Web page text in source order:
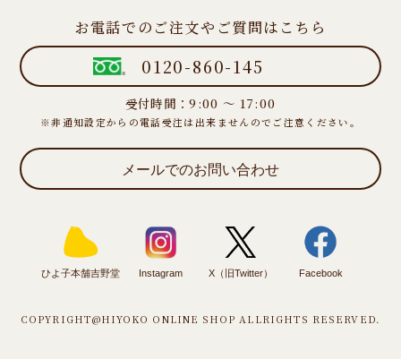
お電話でのご注文やご質問はこちら
0120-860-145
受付時間：9:00 ～ 17:00
※非通知設定からの電話受注は出来ませんのでご注意ください。
メールでのお問い合わせ
ひよ子本舗吉野堂 Instagram X（旧Twitter） Facebook
COPYRIGHT@HIYOKO ONLINE SHOP ALLRIGHTS RESERVED.